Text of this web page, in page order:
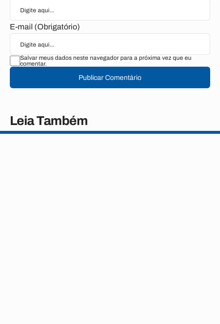
E-mail (Obrigatório)
Salvar meus dados neste navegador para a próxima vez que eu
comentar.
Publicar Comentário
Leia Também